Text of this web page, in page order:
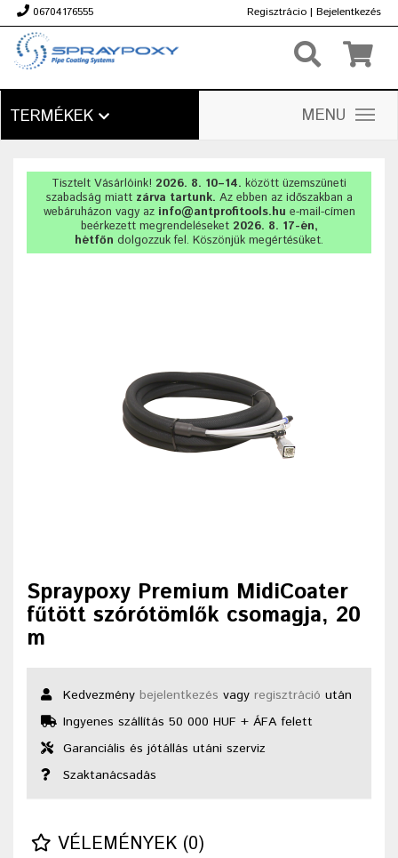
06704176555 Regisztrácio | Bejelentkezés
TERMÉKEK MENU
Tisztelt Vásárlóink! 2026. 8. 10–14. között üzemszüneti
szabadság miatt zárva tartunk. Az ebben az időszakban a
webáruházon vagy az info@antprofitools.hu e-mail-címen
beérkezett megrendeléseket 2026. 8. 17-én,
hétfőn dolgozzuk fel. Köszönjük megértésüket.
Spraypoxy Premium MidiCoater
fűtött szórótömlők csomagja, 20
m
Kedvezmény bejelentkezés vagy regisztráció után
Ingyenes szállítás 50 000 HUF + ÁFA felett
Garanciális és jótállás utáni szerviz
Szaktanácsadás
VÉLEMÉNYEK (0)